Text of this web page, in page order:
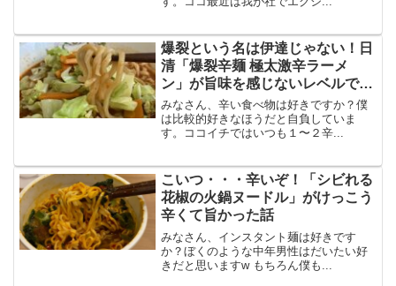
爆裂という名は伊達じゃない！日
清「爆裂辛麺 極太激辛ラーメ
ン」が旨味を感じないレベルで辛
かった
みなさん、辛い食べ物は好きですか？僕
は比較的好きなほうだと自負していま
す。ココイチではいつも１〜２辛...
こいつ・・・辛いぞ！「シビれる
花椒の火鍋ヌードル」がけっこう
辛くて旨かった話
みなさん、インスタント麺は好きです
か？ぼくのような中年男性はだいたい好
きだと思いますw もちろん僕も...